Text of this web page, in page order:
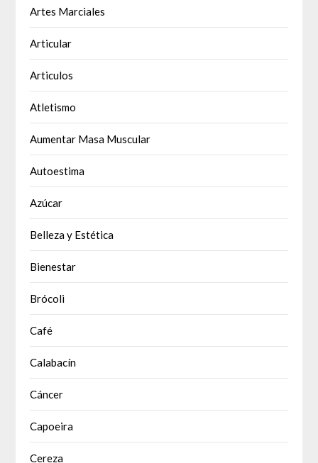
Artes Marciales
Articular
Articulos
Atletismo
Aumentar Masa Muscular
Autoestima
Azúcar
Belleza y Estética
Bienestar
Brócoli
Café
Calabacín
Cáncer
Capoeira
Cereza